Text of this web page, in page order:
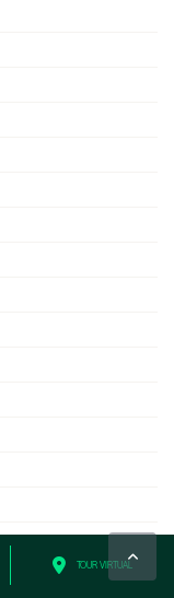
TOUR VIRTUAL